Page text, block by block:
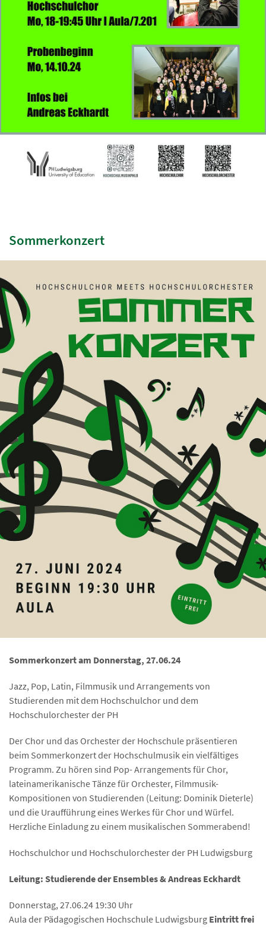
Sommerkonzert
Sommerkonzert am Donnerstag, 27.06.24
Jazz, Pop, Latin, Filmmusik und Arrangements von
Studierenden mit dem Hochschulchor und dem
Hochschulorchester der PH
Der Chor und das Orchester der Hochschule präsentieren
beim Sommerkonzert der Hochschulmusik ein vielfältiges
Programm. Zu hören sind Pop- Arrangements für Chor,
lateinamerikanische Tänze für Orchester, Filmmusik-
Kompositionen von Studierenden (Leitung: Dominik Dieterle)
und die Uraufführung eines Werkes für Chor und Würfel.
Herzliche Einladung zu einem musikalischen Sommerabend!
Hochschulchor und Hochschulorchester der PH Ludwigsburg
Leitung: Studierende der Ensembles & Andreas Eckhardt
Donnerstag, 27.06.24 19:30 Uhr
Aula der Pädagogischen Hochschule Ludwigsburg Eintritt frei